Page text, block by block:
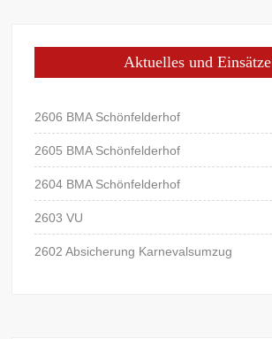
Aktuelles und Einsätze
2606 BMA Schönfelderhof
2605 BMA Schönfelderhof
2604 BMA Schönfelderhof
2603 VU
2602 Absicherung Karnevalsumzug